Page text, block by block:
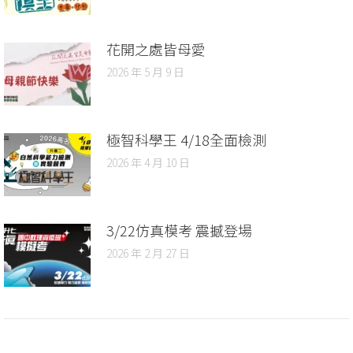
花開之處皆母愛
2026 年 5 月 9 日
極智科學王 4/18全面檢測
2026 年 4 月 10 日
3/22仿真模考 震撼登場
2026 年 2 月 27 日